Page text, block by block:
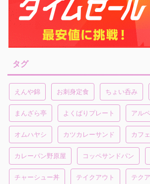
タグ
えんや錦 お刺身定食 ちょい呑み
まんざら亭 よくばりプレート アル
オムハヤシ カツカレーサンド カフェ
カレーパン野原屋 コッペサンドパン
チャーシュー丼 テイクアウト テク